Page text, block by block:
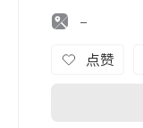
-
点赞